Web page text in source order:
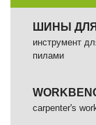
ШИНЫ ДЛЯ
инструмент
пилами
сarpenter's